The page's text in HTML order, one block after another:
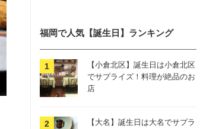
福岡で人気【誕生日】ランキング
【小倉北区】誕生日は小倉北区
でサプライズ！料理が絶品のお
店
【大名】誕生日は大名でサプラ